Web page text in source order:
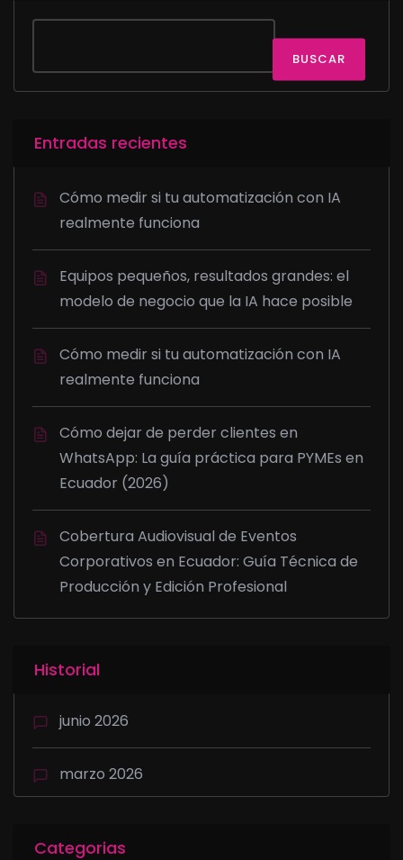
BUSCAR
Entradas recientes
Cómo medir si tu automatización con IA
realmente funciona
Equipos pequeños, resultados grandes: el
modelo de negocio que la IA hace posible
Cómo medir si tu automatización con IA
realmente funciona
Cómo dejar de perder clientes en
WhatsApp: La guía práctica para PYMEs en
Ecuador (2026)
Cobertura Audiovisual de Eventos
Corporativos en Ecuador: Guía Técnica de
Producción y Edición Profesional
Historial
junio 2026
marzo 2026
Categorias